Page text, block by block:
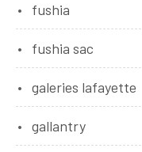
fushia
fushia sac
galeries lafayette
gallantry